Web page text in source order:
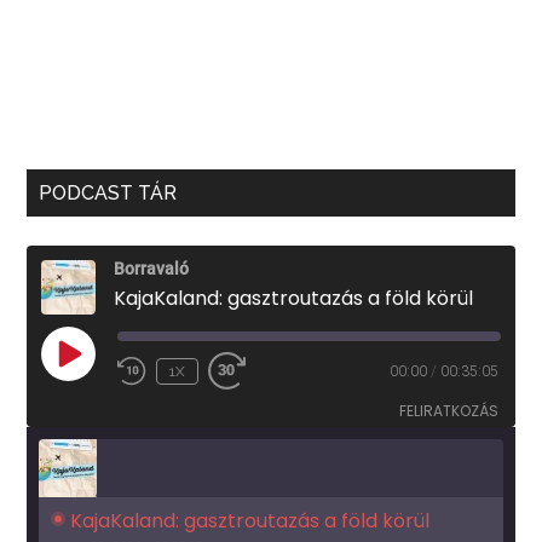
PODCAST TÁR
Borravaló
KajaKaland: gasztroutazás a föld körül
PLAY
EPISODE
1X 00:00 / 00:35:05
FELIRATKOZÁS
KajaKaland: gasztroutazás a föld körül